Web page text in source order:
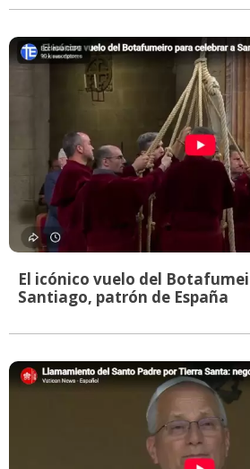
El icónico vuelo del
Santiago, patrón de España